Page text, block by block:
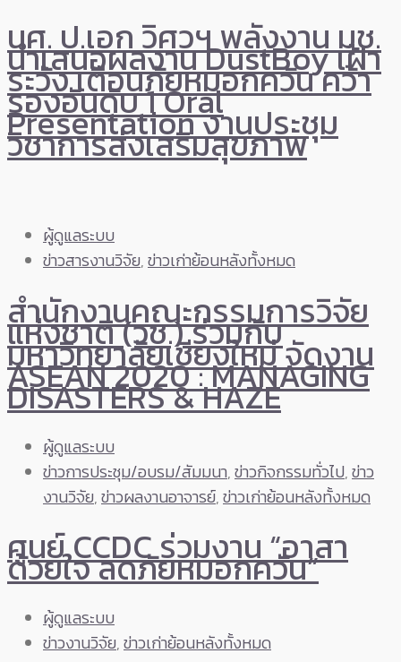
นศ. ป.เอก วิศวฯ พลังงาน มช.
นำเสนอผลงาน DustBoy เฝ้า
ระวัง เตือนภัยหมอกควัน คว้า
รองอันดับ 1 Oral
Presentation งานประชุม
วิชาการส่งเสริมสุขภาพ
ผู้ดูแลระบบ
ข่าวสารงานวิจัย,ข่าวเก่าย้อนหลังทั้งหมด
สำนักงานคณะกรรมการวิจัย
แห่งชาติ (วช.) ร่วมกับ
มหาวิทยาลัยเชียงใหม่ จัดงาน
ASEAN 2020 : MANAGING
DISASTERS & HAZE
ผู้ดูแลระบบ
ข่าวการประชุม/อบรม/สัมมนา,ข่าวกิจกรรมทั่วไป,ข่าว
งานวิจัย,ข่าวผลงานอาจารย์,ข่าวเก่าย้อนหลังทั้งหมด
ศูนย์ CCDC ร่วมงาน “อาสา
ด้วยใจ ลดภัยหมอกควัน”
ผู้ดูแลระบบ
ข่าวงานวิจัย,ข่าวเก่าย้อนหลังทั้งหมด